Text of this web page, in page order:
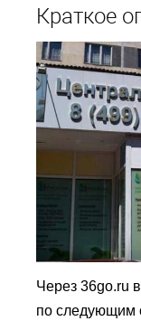
Краткое
Через 36go.ru
по следующим